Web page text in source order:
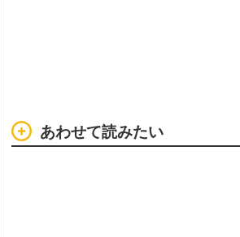
あわせて読みたい